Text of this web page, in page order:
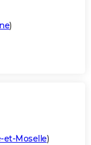
)
et-Moselle)